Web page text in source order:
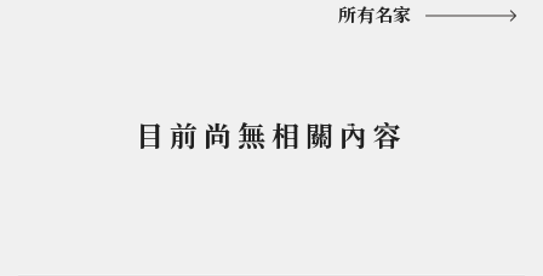
所有名家
目前尚無相關內容